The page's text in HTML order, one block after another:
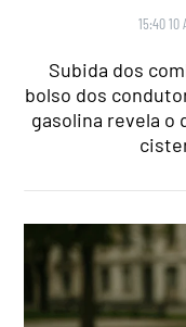
15:40 10
Subida dos
bolso dos
gasolina revela o